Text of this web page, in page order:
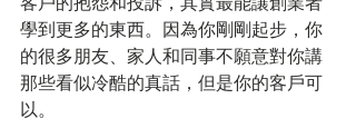
學到更多的東西。因為你剛剛起步，你
的很多朋友、家人和同事不願意對你講
那些看似冷酷的真話，但是你的客戶可
以。